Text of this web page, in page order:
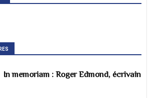
In memoriam : Roger Edmond, écrivain